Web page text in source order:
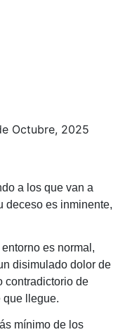
Octubre, 2025
a los que van a
deceso es inminente,
es normal,
disimulado dolor de
contradictorio de
que llegue.
mínimo de los